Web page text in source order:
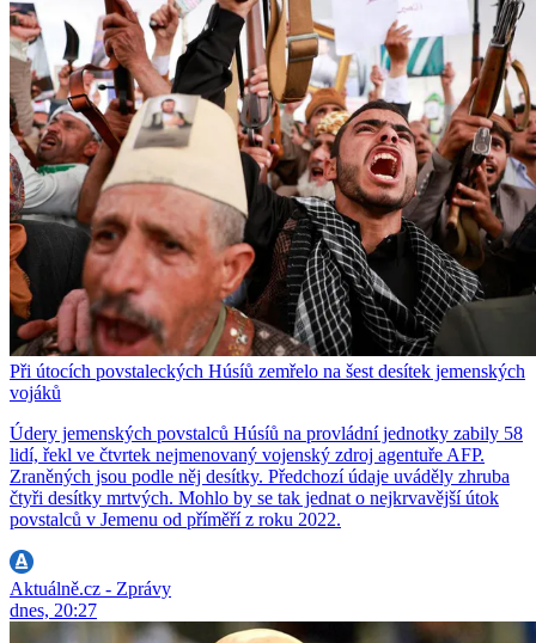
Při útocích povstaleckých Húsíů zemřelo na šest desítek jemenských
vojáků
Údery jemenských povstalců Húsíů na provládní jednotky zabily 58
lidí, řekl ve čtvrtek nejmenovaný vojenský zdroj agentuře AFP.
Zraněných jsou podle něj desítky. Předchozí údaje uváděly zhruba
čtyři desítky mrtvých. Mohlo by se tak jednat o nejkrvavější útok
povstalců v Jemenu od příměří z roku 2022.
Aktuálně.cz - Zprávy
dnes, 20:27